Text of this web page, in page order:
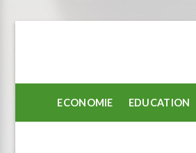
ECONOMIE EDUCATION